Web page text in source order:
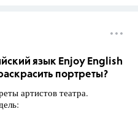
язык Enjoy English
портреты?
артистов театра.